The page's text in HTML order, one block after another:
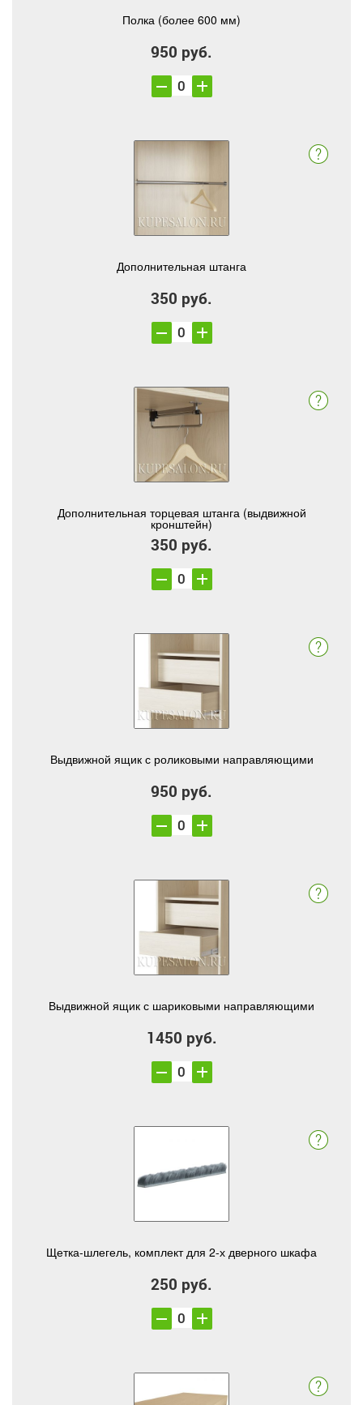
Полка (более 600 мм)
950 руб.
Дополнительная штанга
350 руб.
Дополнительная торцевая штанга (выдвижной
кронштейн)
350 руб.
Выдвижной ящик с роликовыми направляющими
950 руб.
Выдвижной ящик с шариковыми направляющими
1450 руб.
Щетка-шлегель, комплект для 2-х дверного шкафа
250 руб.